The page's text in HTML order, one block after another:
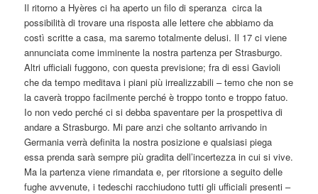
Il ritorno a Hyères ci ha aperto un filo di speranza circa la
possibilità di trovare una risposta alle lettere che abbiamo da
costì scritte a casa, ma saremo totalmente delusi. Il 17 ci viene
annunciata come imminente la nostra partenza per Strasburgo.
Altri ufficiali fuggono, con questa previsione; fra di essi Gavioli
che da tempo meditava i piani più irrealizzabili – temo che non se
la caverà troppo facilmente perché è troppo tonto e troppo fatuo.
Io non vedo perché ci si debba spaventare per la prospettiva di
andare a Strasburgo. Mi pare anzi che soltanto arrivando in
Germania verrà definita la nostra posizione e qualsiasi piega
essa prenda sarà sempre più gradita dell’incertezza in cui si vive.
Ma la partenza viene rimandata e, per ritorsione a seguito delle
fughe avvenute, i tedeschi racchiudono tutti gli ufficiali presenti –